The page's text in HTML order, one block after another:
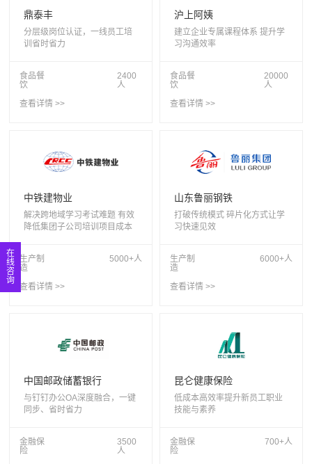
鼎泰丰
分层级岗位认证，一线员工培
训省时省力
食品餐
饮
2400
人
查看详情 >>
沪上阿姨
建立企业专属课程体系 提升学
习沟通效率
食品餐
饮
20000
人
查看详情 >>
中铁建物业
解决跨地域学习考试难题 有效
降低集团子公司培训项目成本
生产制
造
5000+人
查看详情 >>
山东鲁丽钢铁
打破传统模式 碎片化方式让学
习快速见效
生产制
造
6000+人
查看详情 >>
中国邮政储蓄银行
与钉钉办公OA深度融合，一键
同步、省时省力
金融保
险
3500
人
昆仑健康保险
低成本高效率提升新员工职业
技能与素养
金融保
险
700+人
在
线
咨
询